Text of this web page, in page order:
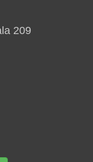
209